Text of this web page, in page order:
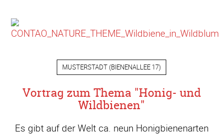
MUSTERSTADT (BIENENALLEE 17)
Vortrag zum Thema "Honig- und
Wildbienen"
Es gibt auf der Welt ca. neun Honigbienenarten